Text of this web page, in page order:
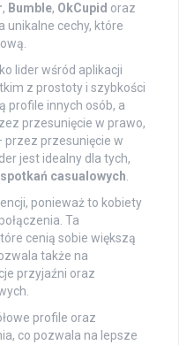
, Bumble, OkCupid oraz
unikalne cechy, które
lider wśród aplikacji
z prostoty i szybkości
profile innych osób, a
przesunięcie w prawo,
przesunięcie w
jest idealny dla tych,
spotkań casualowych.
ponieważ to kobiety
Ta
cenią sobie większą
także na
przyjaźni oraz
profile oraz
co pozwala na lepsze